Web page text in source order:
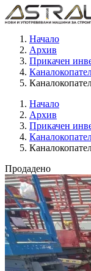
Начало
Архив
Прикачен
Начало
Архив
Прикачен
Продадено